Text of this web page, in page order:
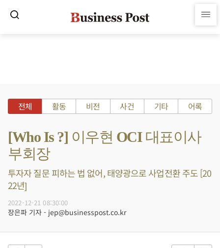
전체 활동 비전 사건 기타 어록
[Who Is ?] 이우현 OCI 대표이사
부회장
투자자 질문 피하는 법 없어, 태양광으로 사업전환 주도 [20
22년]
2022-12-21 08:30:00
장은파 기자 - jep@businesspost.co.kr